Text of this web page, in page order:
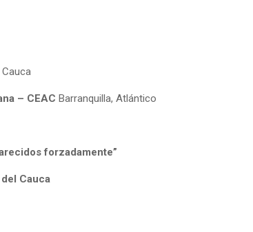
Cauca
– CEACBarranquilla, Atlántico
forzadamente”
Cauca